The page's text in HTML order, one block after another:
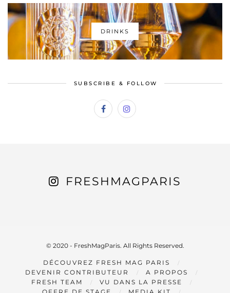
DRINKS
SUBSCRIBE & FOLLOW
FRESHMAGPARIS
© 2020 - FreshMagParis. All Rights Reserved.
DÉCOUVREZ FRESH MAG PARIS
DEVENIR CONTRIBUTEUR
A PROPOS
FRESH TEAM
VU DANS LA PRESSE